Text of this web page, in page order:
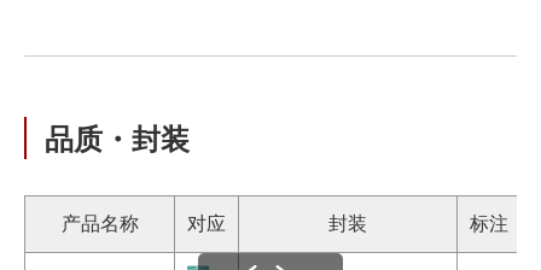
品质・封装
产品名称 对应 封装 标注